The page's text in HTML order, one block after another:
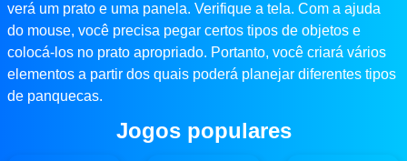
verá um prato e uma panela. Verifique a tela. Com a ajuda
do mouse, você precisa pegar certos tipos de objetos e
colocá-los no prato apropriado. Portanto, você criará vários
elementos a partir dos quais poderá planejar diferentes tipos
de panquecas.
Jogos populares